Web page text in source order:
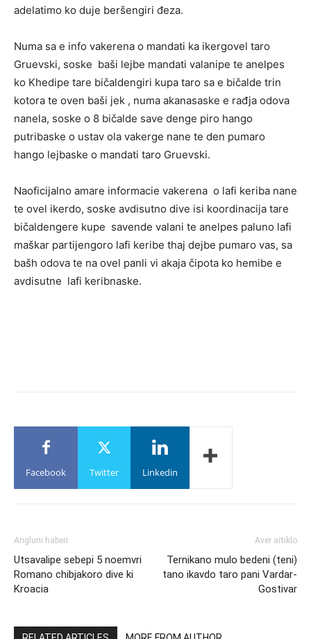
adelatimo ko duje beršengiri đeza.
Numa sa e info vakerena o mandati ka ikergovel taro
Gruevski, soske baši lejbe mandati valanipe te anelpes
ko Khedipe tare bičaldengiri kupa taro sa e bičalde trin
kotora te oven baši jek , numa akanasaske e rađja odova
nanela, soske o 8 bičalde save denge piro hango
putribaske o ustav ola vakerge nane te den pumaro
hango lejbaske o mandati taro Gruevski.
Naoficijalno amare informacie vakerena o lafi keriba nane
te ovel ikerdo, soske avdisutno dive isi koordinacija tare
bičaldengere kupe savende valani te anelpes paluno lafi
maškar partijengoro lafi keribe thaj dejbe pumaro vas, sa
bašh odova te na ovel panli vi akaja čipota ko hemibe e
avdisutne lafi keribnaske.
Facebook Twitter Linkedin
Angluni haberi
Utsavalipe sebepi 5 noemvri
Romano chibjakoro dive ki
Kroacia
Aver artiklo
Ternikano mulo bedeni (teni)
tano ikavdo taro pani Vardar-
Gostivar